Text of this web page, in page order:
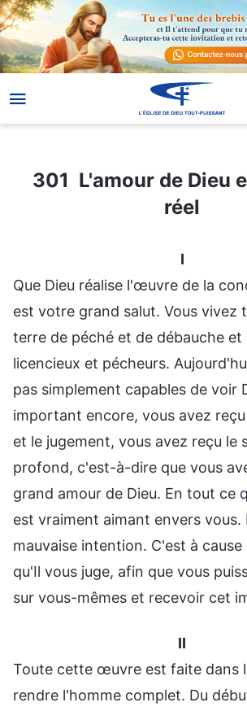
301 L'amour de Dieu est le plus réel
301 L'amour de Dieu
réel
I
Que Dieu réalise l'œuvre de la
est votre grand salut. Vous vivez
terre de péché et de débauche et
licencieux et pécheurs.
pas simplement capables de voir
important encore, vous avez
et le jugement, vous avez reçu le
profond, c'est-à-dire que vous
grand amour de Dieu. En tout ce
est vraiment aimant envers vous.
mauvaise intention. C'est à
qu'Il vous juge, afin que vous
sur vous-mêmes et recevoir cet
II
Toute cette œuvre est faite dans
rendre l'homme complet. Du